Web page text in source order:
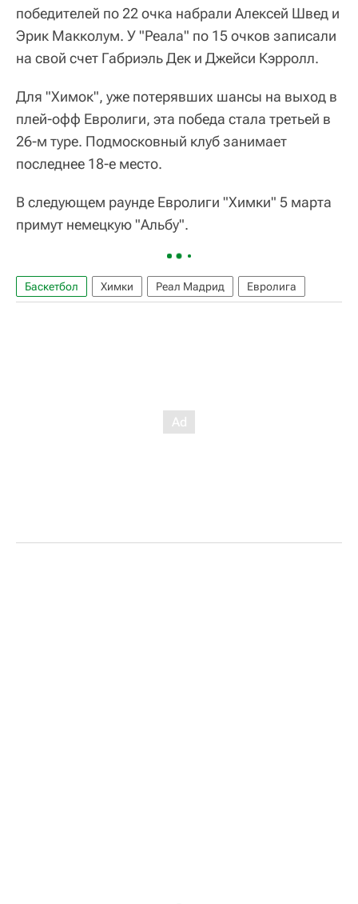
победителей по 22 очка набрали Алексей Швед и
Эрик Макколум. У "Реала" по 15 очков записали
на свой счет Габриэль Дек и Джейси Кэрролл.
Для "Химок", уже потерявших шансы на выход в
плей-офф Евролиги, эта победа стала третьей в
26-м туре. Подмосковный клуб занимает
последнее 18-е место.
В следующем раунде Евролиги "Химки" 5 марта
примут немецкую "Альбу".
Баскетбол Химки Реал Мадрид Евролига